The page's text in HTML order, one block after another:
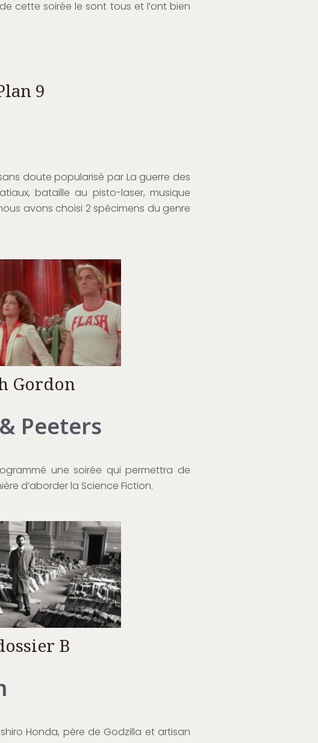
cette soirée le sont tous et l’ont bien
9
doute popularisé par La guerre des
bataille au pisto-laser, musique
avons choisi 2 spécimens du genre
Gordon
Peeters
une soirée qui permettra de
d’aborder la Science Fiction.
B
Honda, père de Godzilla et artisan